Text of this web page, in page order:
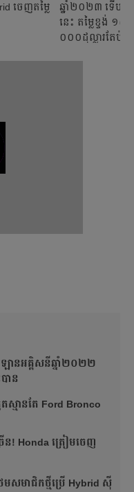
ចេញតម្លៃ
ឆ្នាំ២០២៣ ទើប
នេះ តម្លៃខ្ទង់ ១៥
០០០ដុល្លារតែប៉ុណ្
ានអគ្គិសនីឆ្នាំ២០២២
ាន
មានតែ Ford Bronco
ន! Honda ត្រៀមចេញ​
ម​សមាជិកថ្មីប្រើ Hybrid ស៊ី